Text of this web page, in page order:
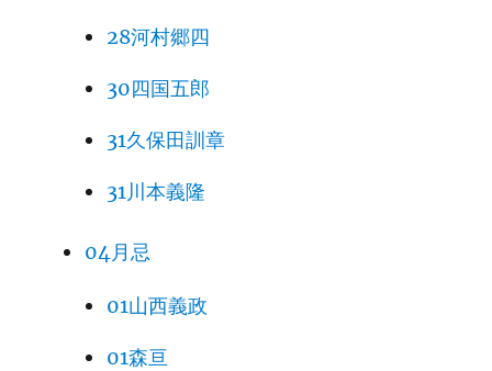
28河村郷四
30四国五郎
31久保田訓章
31川本義隆
04月忌
01山西義政
01森亘